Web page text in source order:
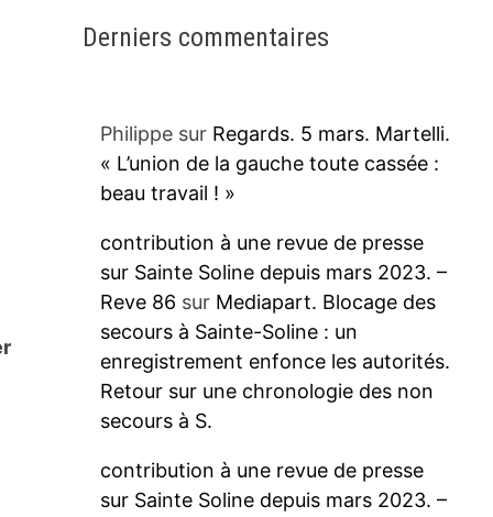
Derniers commentaires
Philippesur Regards. 5 mars. Martelli.
« L’union de la gauche toute cassée :
beau travail ! »
contribution à une revue de presse
sur Sainte Soline depuis mars 2023. –
Reve 86 sur Mediapart. Blocage des
secours à Sainte-Soline : un
enregistrement enfonce les autorités.
Retour sur une chronologie des non
secours à S.
contribution à une revue de presse
sur Sainte Soline depuis mars 2023. –